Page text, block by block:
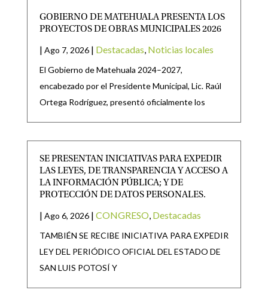
GOBIERNO DE MATEHUALA PRESENTA LOS
PROYECTOS DE OBRAS MUNICIPALES 2026
| Ago 7, 2026 | Destacadas, Noticias locales
El Gobierno de Matehuala 2024–2027,
encabezado por el Presidente Municipal, Lic. Raúl
Ortega Rodríguez, presentó oficialmente los
SE PRESENTAN INICIATIVAS PARA EXPEDIR
LAS LEYES, DE TRANSPARENCIA Y ACCESO A
LA INFORMACIÓN PÚBLICA; Y DE
PROTECCIÓN DE DATOS PERSONALES.
| Ago 6, 2026 | CONGRESO, Destacadas
TAMBIÉN SE RECIBE INICIATIVA PARA EXPEDIR
LEY DEL PERIÓDICO OFICIAL DEL ESTADO DE
SAN LUIS POTOSÍ Y